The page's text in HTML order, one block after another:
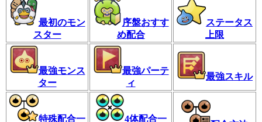
最初のモン
スター
序盤おすす
め配合
ステータス
上限
最強モンス
ター
最強パーテ
ィ
最強スキル
特殊配合一 4体配合一